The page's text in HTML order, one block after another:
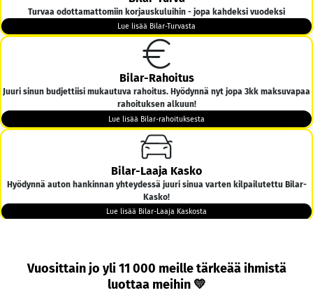
Turvaa odottamattomiin korjauskuluihin - jopa kahdeksi vuodeksi
Lue lisää Bilar-Turvasta
Bilar-Rahoitus
Juuri sinun budjettiisi mukautuva rahoitus. Hyödynnä nyt jopa 3kk maksuvapaa
rahoituksen alkuun!
Lue lisää Bilar-rahoituksesta
Bilar-Laaja Kasko
Hyödynnä auton hankinnan yhteydessä juuri sinua varten kilpailutettu Bilar-
Kasko!
Lue lisää Bilar-Laaja Kaskosta
Bilar-Kotiintoimitus
Tarjoamme ilmaisen kotiintoimituksen kaikkiin yli 6000€ hintaisiin autoihin
koko Suomeen!
Vuosittain jo yli 11 000 meille tärkeää ihmistä
luottaa meihin 💛